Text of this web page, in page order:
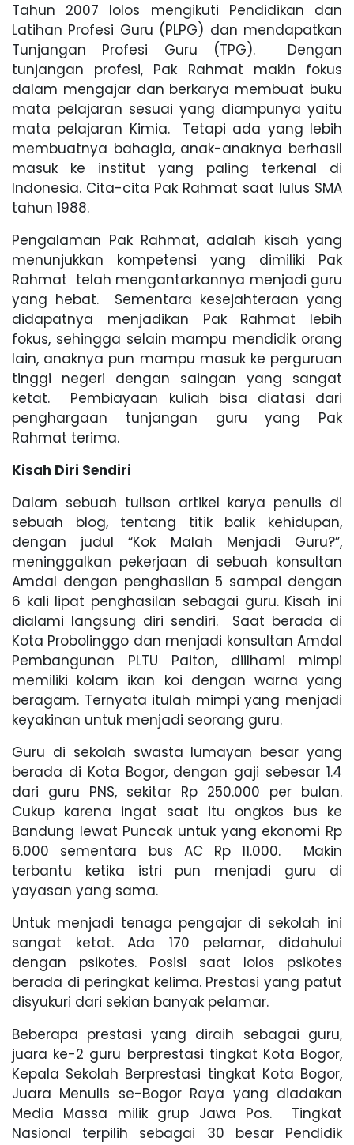
Tahun 2007 lolos mengikuti Pendidikan dan
Latihan Profesi Guru (PLPG) dan mendapatkan
Tunjangan Profesi Guru (TPG). Dengan
tunjangan profesi, Pak Rahmat makin fokus
dalam mengajar dan berkarya membuat buku
mata pelajaran sesuai yang diampunya yaitu
mata pelajaran Kimia. Tetapi ada yang lebih
membuatnya bahagia, anak-anaknya berhasil
masuk ke institut yang paling terkenal di
Indonesia. Cita-cita Pak Rahmat saat lulus SMA
tahun 1988.
Pengalaman Pak Rahmat, adalah kisah yang
menunjukkan kompetensi yang dimiliki Pak
Rahmat telah mengantarkannya menjadi guru
yang hebat. Sementara kesejahteraan yang
didapatnya menjadikan Pak Rahmat lebih
fokus, sehingga selain mampu mendidik orang
lain, anaknya pun mampu masuk ke perguruan
tinggi negeri dengan saingan yang sangat
ketat. Pembiayaan kuliah bisa diatasi dari
penghargaan tunjangan guru yang Pak
Rahmat terima.
Kisah Diri Sendiri
Dalam sebuah tulisan artikel karya penulis di
sebuah blog, tentang titik balik kehidupan,
dengan judul “Kok Malah Menjadi Guru?”,
meninggalkan pekerjaan di sebuah konsultan
Amdal dengan penghasilan 5 sampai dengan
6 kali lipat penghasilan sebagai guru. Kisah ini
dialami langsung diri sendiri. Saat berada di
Kota Probolinggo dan menjadi konsultan Amdal
Pembangunan PLTU Paiton, diilhami mimpi
memiliki kolam ikan koi dengan warna yang
beragam. Ternyata itulah mimpi yang menjadi
keyakinan untuk menjadi seorang guru.
Guru di sekolah swasta lumayan besar yang
berada di Kota Bogor, dengan gaji sebesar 1.4
dari guru PNS, sekitar Rp 250.000 per bulan.
Cukup karena ingat saat itu ongkos bus ke
Bandung lewat Puncak untuk yang ekonomi Rp
6.000 sementara bus AC Rp 11.000. Makin
terbantu ketika istri pun menjadi guru di
yayasan yang sama.
Untuk menjadi tenaga pengajar di sekolah ini
sangat ketat. Ada 170 pelamar, didahului
dengan psikotes. Posisi saat lolos psikotes
berada di peringkat kelima. Prestasi yang patut
disyukuri dari sekian banyak pelamar.
Beberapa prestasi yang diraih sebagai guru,
juara ke-2 guru berprestasi tingkat Kota Bogor,
Kepala Sekolah Berprestasi tingkat Kota Bogor,
Juara Menulis se-Bogor Raya yang diadakan
Media Massa milik grup Jawa Pos. Tingkat
Nasional terpilih sebagai 30 besar Pendidik